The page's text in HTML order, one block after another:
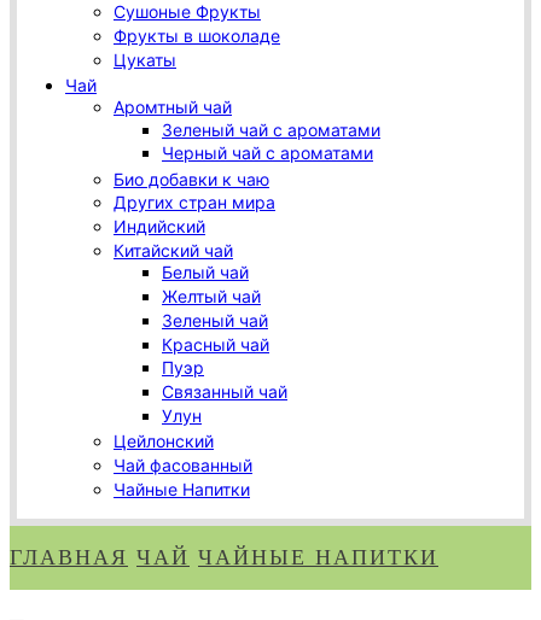
Сушоные Фрукты
Фрукты в шоколаде
Цукаты
Чай
Аромтный чай
Зеленый чай с ароматами
Черный чай с ароматами
Био добавки к чаю
Других стран мира
Индийский
Китайский чай
Белый чай
Желтый чай
Зеленый чай
Красный чай
Пуэр
Связанный чай
Улун
Цейлонский
Чай фасованный
Чайные Напитки
ГЛАВНАЯ ЧАЙ ЧАЙНЫЕ НАПИТКИ